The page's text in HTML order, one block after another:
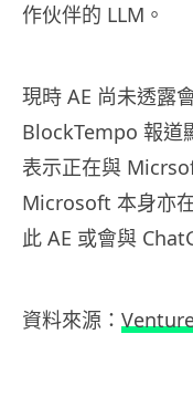
作伙伴的 LLM。
現時 AE 尚未透露
BlockTempo 報道
表示正在與
Microsoft 本身亦
此 AE 或會與
資料來源：